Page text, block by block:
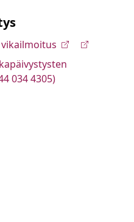
034 4305)